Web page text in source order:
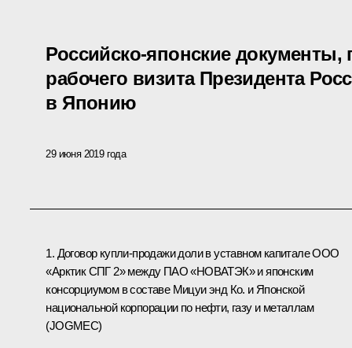
Российско-японские
рабочего визита Президента
в Японию
29 июня 2019 года
1. Договор купли-продажи доли в уставном капитале ООО
«Арктик СПГ 2» между ПАО «НОВАТЭК» и японским
консорциумом в составе Мицуи энд Ко. и Японской
национальной корпорации по нефти, газу и металлам
(JOGMEC)